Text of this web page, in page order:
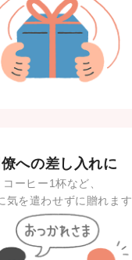
僚への差し入れに
コーヒー1杯など、
気を遣わせずに贈れます